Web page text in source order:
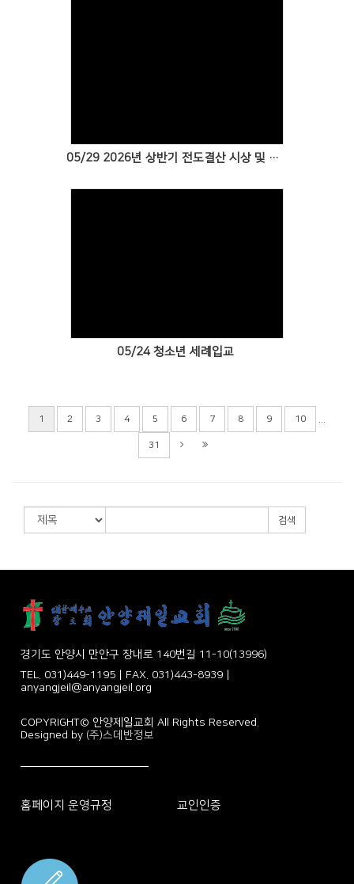
05/29 2026년 상반기 전도결산 시상 및 감사축제
05/24 청소년 세례입교
1 2 3 4 5 6 7 8 9 10
31
검색
경기도 안양시 만안구 장내로 140번길 11-10(13996)
TEL. 031)449-1195 | FAX. 031)443-8939 |
anyangjeil@anyangjeil.org
COPYRIGHT© 안양제일교회 All Rights Reserved.
Designed by (주)스데반정보
홈페이지 운영규정 교인인증